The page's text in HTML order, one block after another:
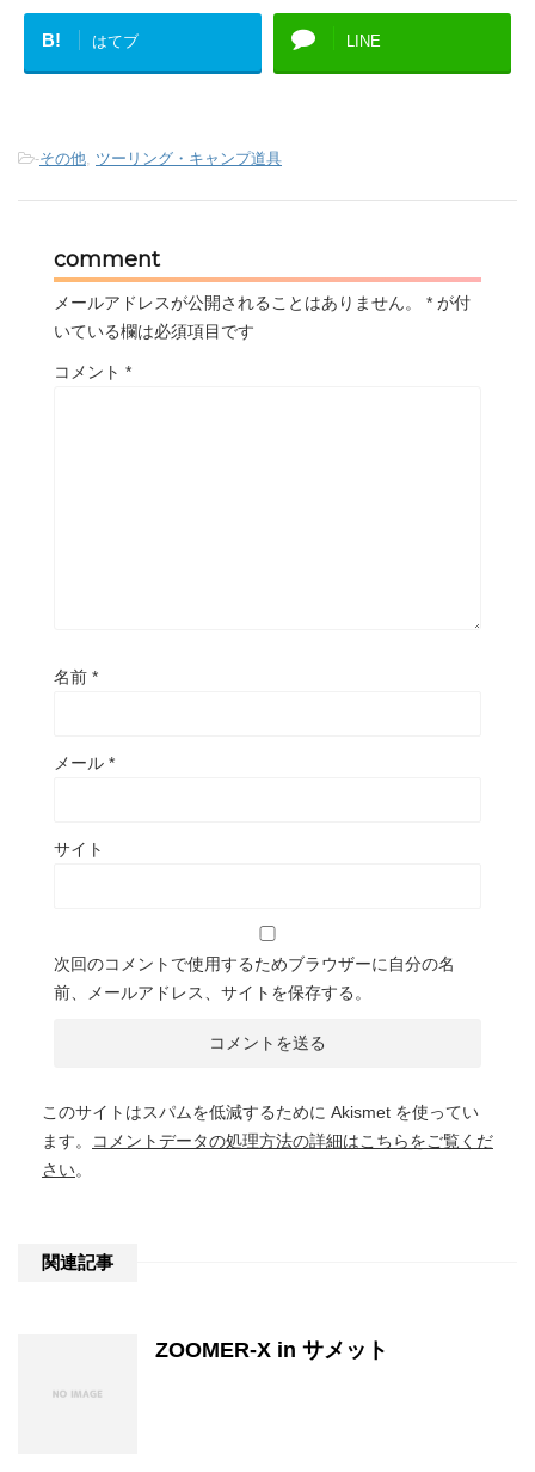
B! はてブ LINE
-その他 ツーリング・キャンプ道具
comment
メールアドレスが公開されることはありません。 * が付
いている欄は必須項目です
コメント *
名前 *
メール *
サイト
次回のコメントで使用するためブラウザーに自分の名
前、メールアドレス、サイトを保存する。
このサイトはスパムを低減するために Akismet を使ってい
ます。
コメントデータの処理方法の詳細はこちらをご覧くだ
さい。
関連記事
ZOOMER-X in サメット